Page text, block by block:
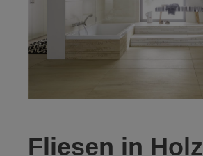
Fliesen in